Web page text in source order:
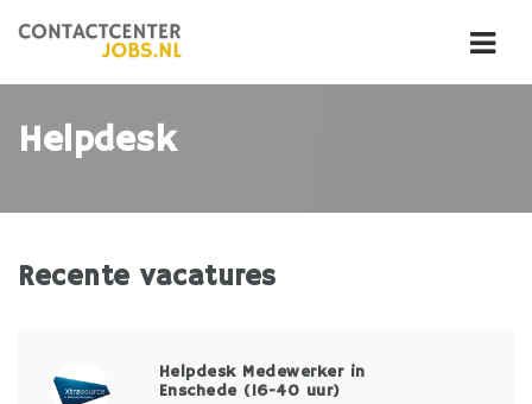
Helpdesk
Recente vacatures
Helpdesk Medewerker in
Enschede (16-40 uur)